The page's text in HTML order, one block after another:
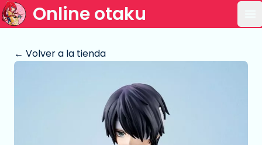
Online otaku
← Volver a la tienda